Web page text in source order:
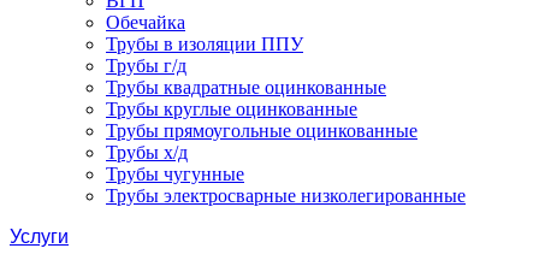
Обечайка
Трубы в изоляции ППУ
Трубы г/д
Трубы квадратные оцинкованные
Трубы круглые оцинкованные
Трубы прямоугольные оцинкованные
Трубы х/д
Трубы чугунные
Трубы электросварные низколегированные
Услуги